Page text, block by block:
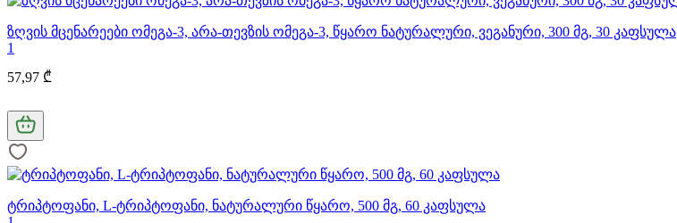
ზღვის მცენარეები ომეგა-3, არა-თევზის ომეგა-3, წყარო ნატურალური, ვეგანური, 300 მგ, 30 კაფსულა
1
57,97 ₾
ტრიპტოფანი, L-ტრიპტოფანი, ნატურალური წყარო, 500 მგ, 60 კაფსულა